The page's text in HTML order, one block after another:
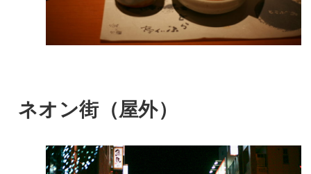
ネオン街（屋外）